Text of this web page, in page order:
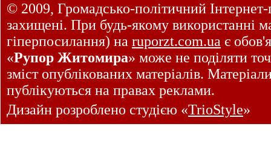
© 2009, Громадсько-політичний
захищені. При будь-якому використанні
гіперпосилання) на ruporzt.com.ua є
«Рупор Житомира» може не поділяти
зміст опублікованих матеріалів.
публікуються на правах реклами.
Дизайн розроблено студією «TrioStyle»